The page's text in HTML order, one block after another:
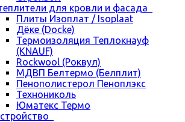
для кровли и фасада
Плиты Изоплат / Isoplaat
Дёке (Docke)
Термоизоляция Теплокнауф
(KNAUF)
Rockwool (Роквул)
МДВП Белтермо (Белплит)
Пенополистерол Пеноплэкс
Технониколь
Юматекс Термо